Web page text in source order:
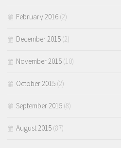
February 2016 (2)
December 2015 (2)
November 2015 (10)
October 2015 (2)
September 2015 (8)
August 2015 (87)